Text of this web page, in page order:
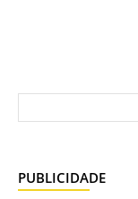
PUBLICIDADE